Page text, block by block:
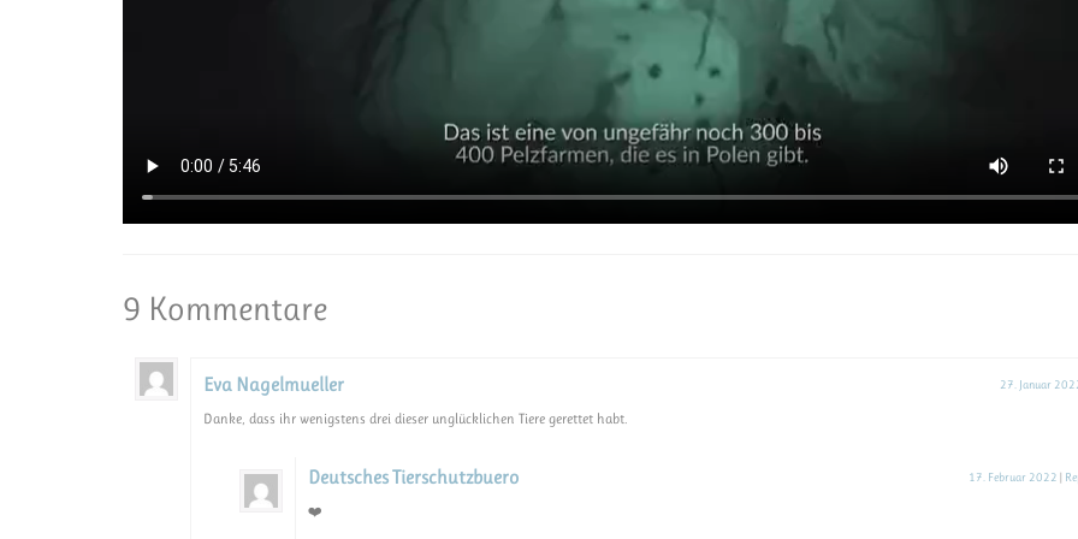
9 Kommentare
Eva Nagelmueller 27. Januar
Danke, dass ihr wenigstens drei dieser unglücklichen Tiere gerettet habt.
Deutsches Tierschutzbuero 17. Februar 2022 |
❤️